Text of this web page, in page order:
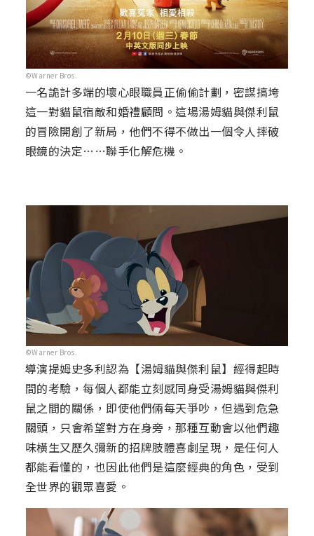
©Warner Bros.
一名詭計多端的壞心眼職員正偷偷計劃，密謀搞垮
這一對貓鼠宿敵和婚禮顧問。這場湯姆貓與傑利鼠
的冒險開創了新局，他們不得不做出一個令人摔破
眼鏡的決定……聯手化解危機。
©Warner Bros.
導演提姆史多利認為【湯姆貓與傑利鼠】經得起時
間的考驗，每個人都能立刻感同身受湯姆貓與傑利
鼠之間的關係，即使他們倆每天爭吵，但遇到危急
關頭，只會希望對方在身旁，那種互動會以他們趣
味橫生又歷久彌新的招牌肢體喜劇呈現，是任何人
都能看懂的，也因此他們是這麼經典的角色，受到
全世界的觀眾喜愛。